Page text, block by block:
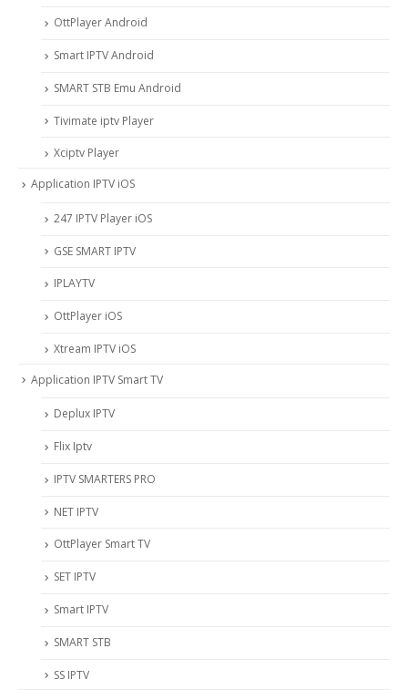
OttPlayer Android
Smart IPTV Android
SMART STB Emu Android
Tivimate iptv Player
Xciptv Player
Application IPTV iOS
247 IPTV Player iOS
‎GSE SMART IPTV
IPLAYTV
OttPlayer iOS
Xtream IPTV iOS
Application IPTV Smart TV
Deplux IPTV
Flix Iptv
IPTV SMARTERS PRO
NET IPTV
OttPlayer Smart TV
SET IPTV
Smart IPTV
SMART STB
SS IPTV